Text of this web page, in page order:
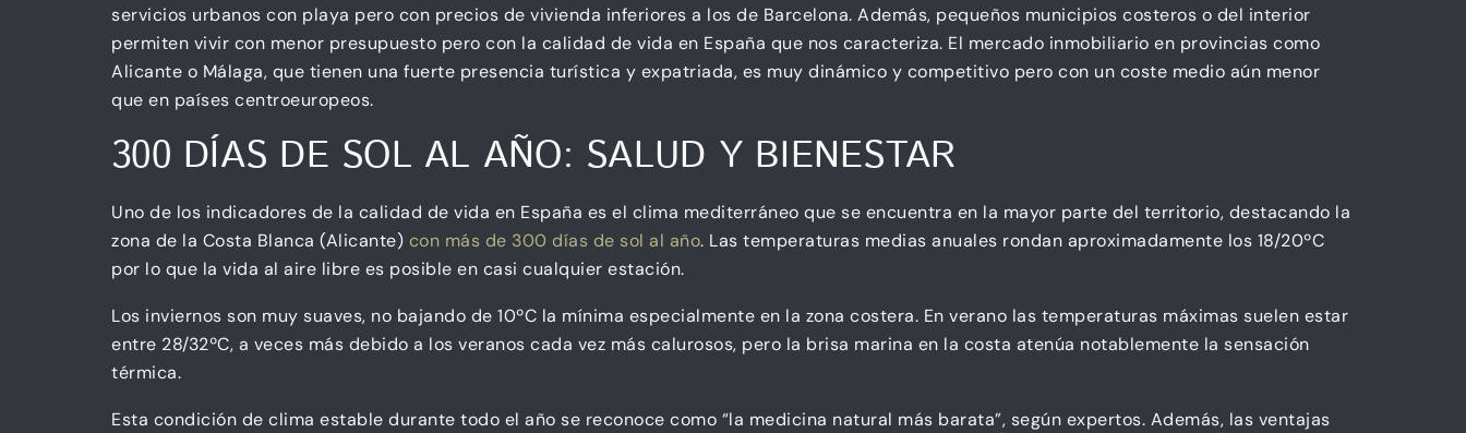
servicios urbanos con playa pero con precios de vivienda inferiores a los de Barcelona. Además, pequeños municipios costeros o del interior
permiten vivir con menor presupuesto pero con la calidad de vida en España que nos caracteriza. El mercado inmobiliario en provincias como
Alicante o Málaga, que tienen una fuerte presencia turística y expatriada, es muy dinámico y competitivo pero con un coste medio aún menor
que en países centroeuropeos.
300 DÍAS DE SOL AL AÑO: SALUD Y BIENESTAR
Uno de los indicadores de la calidad de vida en España es el clima mediterráneo que se encuentra en la mayor parte del territorio, destacando la
zona de la Costa Blanca (Alicante) con más de 300 días de sol al año. Las temperaturas medias anuales rondan aproximadamente los 18/20ºC
por lo que la vida al aire libre es posible en casi cualquier estación.
Los inviernos son muy suaves, no bajando de 10ºC la mínima especialmente en la zona costera. En verano las temperaturas máximas suelen estar
entre 28/32ºC, a veces más debido a los veranos cada vez más calurosos, pero la brisa marina en la costa atenúa notablemente la sensación
térmica.
Esta condición de clima estable durante todo el año se reconoce como “la medicina natural más barata”, según expertos. Además, las ventajas